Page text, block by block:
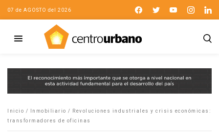
07 de AGOSTO del 2026
Inicio / Inmobiliario /
Revoluciones industriales y crisis económicas:
transformadores de oficinas